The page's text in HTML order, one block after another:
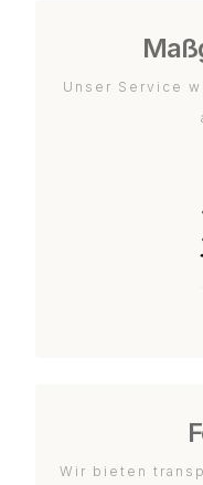
Unser Service
Wir bieten